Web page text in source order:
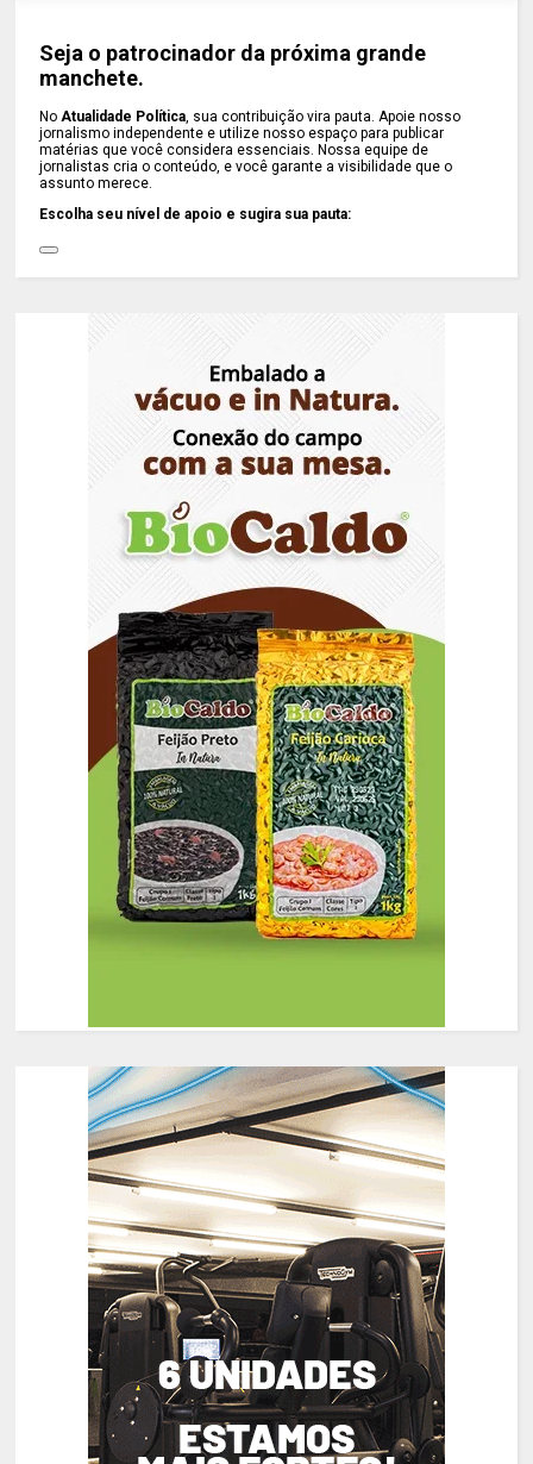
Seja o patrocinador da próxima grande
manchete.
NoAtualidade Política, sua contribuição vira pauta. Apoie nosso
jornalismo independente e utilize nosso espaço para publicar
matérias que você considera essenciais. Nossa equipe de
jornalistas cria o conteúdo, e você garante a visibilidade que o
assunto merece.
Escolha seu nível de apoio e sugira sua pauta: